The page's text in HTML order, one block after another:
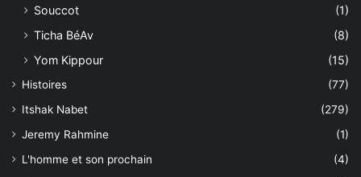
Souccot
(1)
Ticha BéAv
(8)
Yom Kippour
(15)
Histoires
(77)
Itshak Nabet
(279)
Jeremy Rahmine
(1)
L'homme et son prochain
(4)